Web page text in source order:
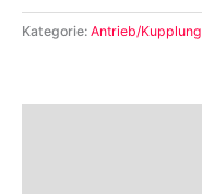
Kategorie: Antrieb/Kupplung